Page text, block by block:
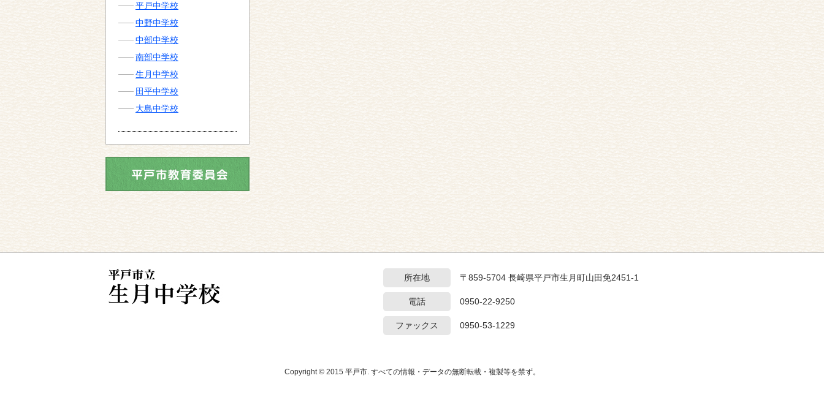
平戸中学校
中野中学校
中部中学校
南部中学校
生月中学校
田平中学校
大島中学校
所在地 〒859-5704 長崎県平戸市生月町山田免2451-1
電話 0950-22-9250
ファックス 0950-53-1229
Copyright © 2015 平戸市. すべての情報・データの無断転載・複製等を禁ず。